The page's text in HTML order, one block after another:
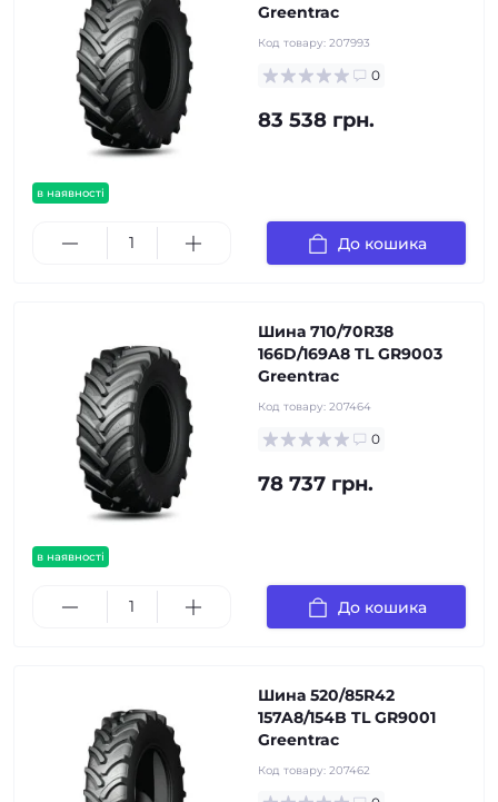
в наявності
Greentrac
Код товару: 207993
0
83 538 грн.
До кошика
в наявності
Шина 710/70R38
166D/169A8 TL GR9003
Greentrac
Код товару: 207464
0
78 737 грн.
До кошика
Шина 520/85R42
157A8/154B TL GR9001
Greentrac
Код товару: 207462